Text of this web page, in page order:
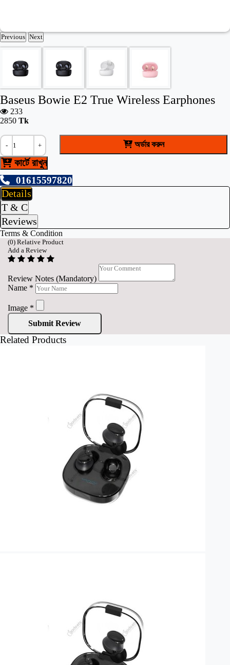
Previous Next
Baseus Bowie E2 True Wireless Earphones
233
2850 Tk
- + অর্ডার করুন
কার্টে রাখুন
01615597820
Details
T & C
Reviews
Terms & Condition
(0) Relative Product
Add a Review
Review Notes (Mandatory)
Name *
Image *
Submit Review
Related Products